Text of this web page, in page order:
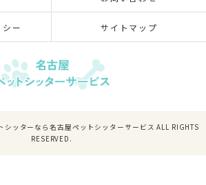
ー サイトマップ
ッターなら名古屋ペットシッターサービス ALL RIGHTS
RESERVED.